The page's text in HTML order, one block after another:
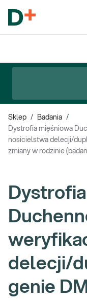
Sklep / Badania /
Dystrofia mięśniowa
nosicielstwa delecji/
zmiany w rodzinie
delecji/
genie